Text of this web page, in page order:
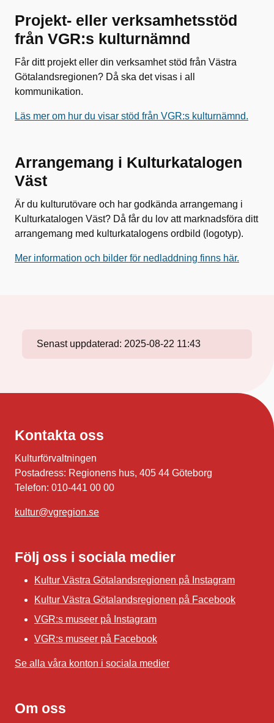
Projekt- eller verksamhetsstöd
från VGR:s kulturnämnd
Får ditt projekt eller din verksamhet stöd från Västra
Götalandsregionen? Då ska det visas i all
kommunikation.
Läs mer om hur du visar stöd från VGR:s kulturnämnd.
Arrangemang i Kulturkatalogen
Väst
Är du kulturutövare och har godkända arrangemang i
Kulturkatalogen Väst? Då får du lov att marknadsföra ditt
arrangemang med kulturkatalogens ordbild (logotyp).
Mer information och bilder för nedladdning finns här.
Senast uppdaterad: 2025-08-22 11:43
Kontakta oss
Kulturförvaltningen
Postadress: Regionens hus, 405 44 Göteborg
Telefon: 010-441 00 00
kultur@vgregion.se
Följ oss i sociala medier
Kultur Västra Götalandsregionen på Instagram
Kultur Västra Götalandsregionen på Facebook
VGR:s museer på Instagram
VGR:s museer på Facebook
Se alla våra konton i sociala medier
Om oss